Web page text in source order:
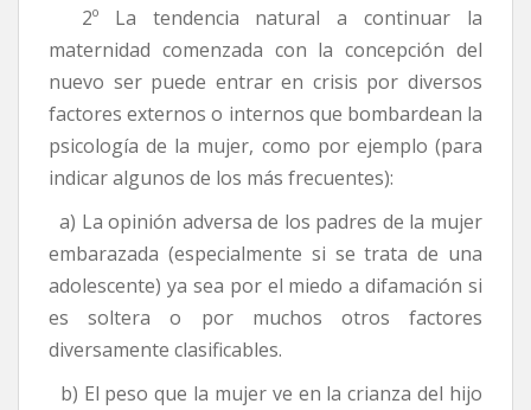
2º La tendencia natural a continuar la
maternidad comenzada con la concepción del
nuevo ser puede entrar en crisis por diversos
factores externos o internos que bombardean la
psicología de la mujer, como por ejemplo (para
indicar algunos de los más frecuentes):
a) La opinión adversa de los padres de la mujer
embarazada (especialmente si se trata de una
adolescente) ya sea por el miedo a difamación si
es soltera o por muchos otros factores
diversamente clasificables.
b) El peso que la mujer ve en la crianza del hijo